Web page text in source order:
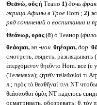
Θεᾱνώ, οῦςἡ Теано 1) дочь
жрица Афины в ТроеHom.; 2)
ряд сочинений о воспитании и
Θεάνωρ, ορος(ᾱ) ὁ Теанор (
θεάομαι, эп.-ион. θηέομαι, дор.
смотреть, глядеть, разглядывать
ἐπερχόμενον θηεῦντο Hom. все
(Телемаха); ζητεῖν τεθεᾶσθαί τι
л.; πρὸς τὸ θεαθῆναί τινι NT
θεάσασθαι ὑμᾶς NT надеюсь
осматривать, обозревать: θ. τὸν